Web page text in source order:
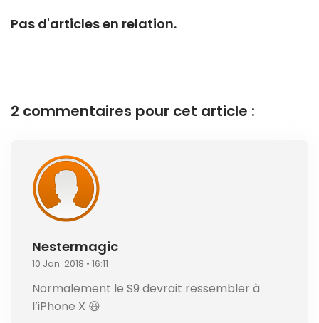
Pas d'articles en relation.
2 commentaires pour cet article :
Nestermagic
10 Jan. 2018 • 16:11
Normalement le S9 devrait ressembler à
l’iPhone X 😆